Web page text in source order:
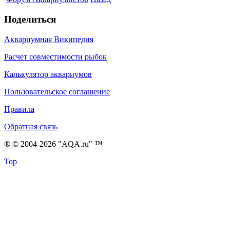
Поделиться
Аквариумная Википедия
Расчет совместимости рыбок
Калькулятор аквариумов
Пользовательское соглашение
Правила
Обратная связь
® © 2004-2026 "AQA.ru" ™
Top